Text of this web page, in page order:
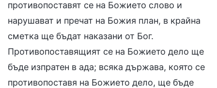
противопоставят се на Божието слово и
нарушават и пречат на Божия план, в крайна
сметка ще бъдат наказани от Бог.
Противопоставящият се на Божието дело ще
бъде изпратен в ада; всяка държава, която се
противопоставя на Божието дело, ще бъде